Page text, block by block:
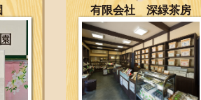
有限会社 深緑茶房